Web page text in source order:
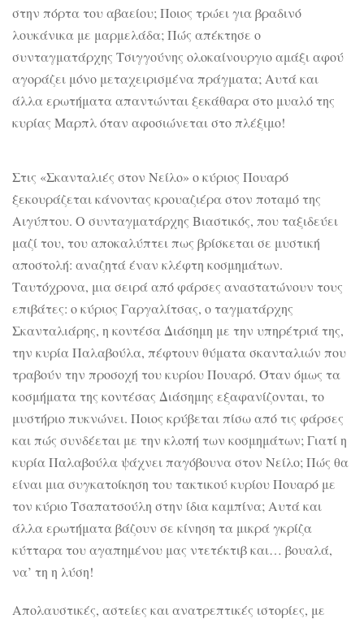
στην πόρτα του αβαείου; Ποιος τρώει για βραδινό
λουκάνικα με μαρμελάδα; Πώς απέκτησε ο
συνταγματάρχης Τσιγγούνης ολοκαίνουργιο αμάξι αφού
αγοράζει μόνο μεταχειρισμένα πράγματα; Αυτά και
άλλα ερωτήματα απαντώνται ξεκάθαρα στο μυαλό της
κυρίας Μαρπλ όταν αφοσιώνεται στο πλέξιμο!
Στις «Σκανταλιές στον Νείλο» ο κύριος Πουαρό
ξεκουράζεται κάνοντας κρουαζιέρα στον ποταμό της
Αιγύπτου. Ο συνταγματάρχης Βιαστικός, που ταξιδεύει
μαζί του, του αποκαλύπτει πως βρίσκεται σε μυστική
αποστολή: αναζητά έναν κλέφτη κοσμημάτων.
Ταυτόχρονα, μια σειρά από φάρσες αναστατώνουν τους
επιβάτες: ο κύριος Γαργαλίτσας, ο ταγματάρχης
Σκανταλιάρης, η κοντέσα Διάσημη με την υπηρέτριά της,
την κυρία Παλαβούλα, πέφτουν θύματα σκανταλιών που
τραβούν την προσοχή του κυρίου Πουαρό. Όταν όμως τα
κοσμήματα της κοντέσας Διάσημης εξαφανίζονται, το
μυστήριο πυκνώνει. Ποιος κρύβεται πίσω από τις φάρσες
και πώς συνδέεται με την κλοπή των κοσμημάτων; Γιατί η
κυρία Παλαβούλα ψάχνει παγόβουνα στον Νείλο; Πώς θα
είναι μια συγκατοίκηση του τακτικού κυρίου Πουαρό με
τον κύριο Τσαπατσούλη στην ίδια καμπίνα; Αυτά και
άλλα ερωτήματα βάζουν σε κίνηση τα μικρά γκρίζα
κύτταρα του αγαπημένου μας ντετέκτιβ και… βουαλά,
να’ τη η λύση!
Απολαυστικές, αστείες και ανατρεπτικές ιστορίες, με